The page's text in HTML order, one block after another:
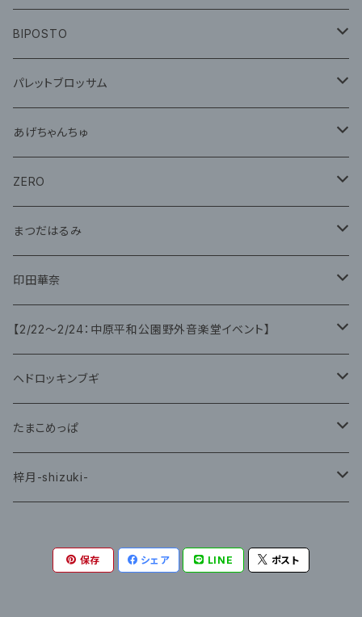
CD
グッズ
BIPOSTO
グッズ
パレットブロッサム
CD
グッズ
あげちゃんちゅ
グッズ
ZERO
グッズ
CD
まつだはるみ
CD
グッズ
印田華奈
グッズ
【2/22〜2/24：中原平和公園野外音楽堂イベント】
藤咲ゆみ
ヘドロッキンブギ
CD
たまこめっぱ
グッズ
梓月-shizuki-
保存 シェア LINE ポスト